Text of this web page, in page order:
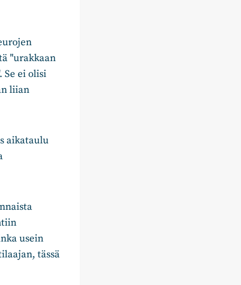
"urakkaan
ei olisi
liian
aikataulu
usein
tässä